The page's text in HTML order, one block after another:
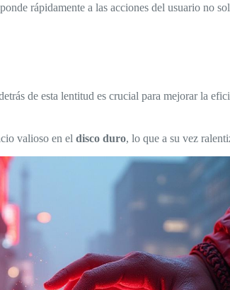
rápidamente a las acciones del usuario no
de esta lentitud es crucial para mejorar la
valioso en el disco duro, lo que a su vez